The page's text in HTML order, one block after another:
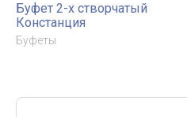
Буфет 2-х створчатый
Констанция
Буфеты